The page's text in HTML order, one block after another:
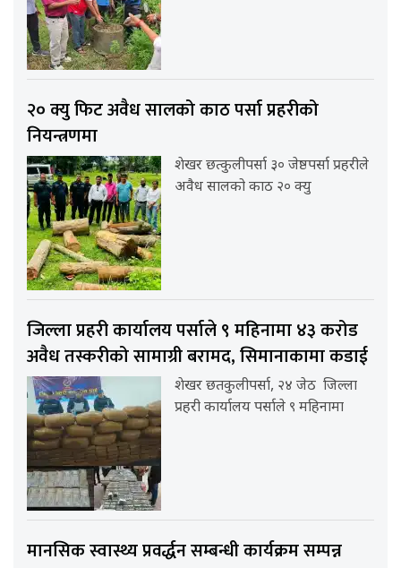
२० क्यु फिट अवैध सालको काठ पर्सा प्रहरीको
नियन्त्रणमा
शेखर छत्कुलीपर्सा ३० जेष्ठपर्सा प्रहरीले
अवैध सालको काठ २० क्यु
जिल्ला प्रहरी कार्यालय पर्साले ९ महिनामा ४३ करोड
अवैध तस्करीको सामाग्री बरामद, सिमानाकामा कडाई
शेखर छतकुलीपर्सा, २४ जेठ जिल्ला
प्रहरी कार्यालय पर्साले ९ महिनामा
मानसिक स्वास्थ्य प्रवर्द्धन सम्बन्धी कार्यक्रम सम्पन्न